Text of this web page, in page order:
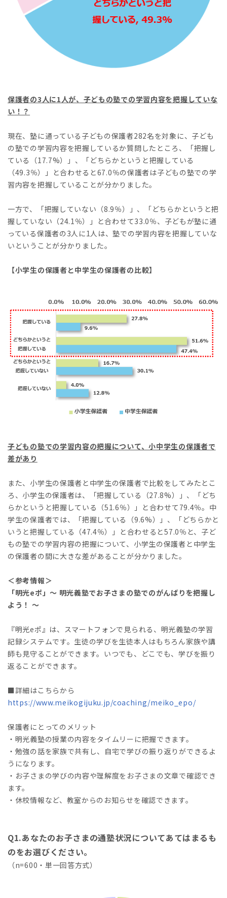
保護者の3人に1人が、子どもの塾での学習内容を把握していな
い！？
現在、塾に通っている子どもの保護者282名を対象に、子ども
の塾での学習内容を把握しているか質問したところ、「把握し
ている（17.7%）」、「どちらかというと把握している
（49.3％）」と合わせると67.0％の保護者は子どもの塾での学
習内容を把握していることが分かりました。
一方で、「把握していない（8.9％）」、「どちらかというと把
握していない（24.1％）」と合わせて33.0％、子どもが塾に通
っている保護者の3人に1人は、塾での学習内容を把握していな
いということが分かりました。
【小学生の保護者と中学生の保護者の比較】
子どもの塾での学習内容の把握について、小中学生の保護者で
差があり
また、小学生の保護者と中学生の保護者で比較をしてみたとこ
ろ、小学生の保護者は、「把握している（27.8%）」、「どち
らかというと把握している（51.6％）」と合わせて79.4％。中
学生の保護者では、「把握している（9.6%）」、「どちらかと
いうと把握している（47.4％）」と合わせると57.0％と、子ど
もの塾での学習内容の把握について、小学生の保護者と中学生
の保護者の間に大きな差があることが分かりました。
＜参考情報＞
「明光eポ」～ 明光義塾でお子さまの塾でのがんばりを把握し
よう！ ～
『明光eポ』は、スマートフォンで見られる、明光義塾の学習
記録システムです。生徒の学びを生徒本人はもちろん家族や講
師も見守ることができます。いつでも、どこでも、学びを振り
返ることができます。
■詳細はこちらから
https://www.meikogijuku.jp/coaching/meiko_epo/
保護者にとってのメリット
・明光義塾の授業の内容をタイムリーに把握できます。
・勉強の話を家族で共有し、自宅で学びの振り返りができるよ
うになります。
・お子さまの学びの内容や理解度をお子さまの文章で確認でき
ます。
・休校情報など、教室からのお知らせを確認できます。
Q1.あなたのお子さまの通塾状況についてあてはまるも
のをお選びください。
（n=600・単一回答方式）